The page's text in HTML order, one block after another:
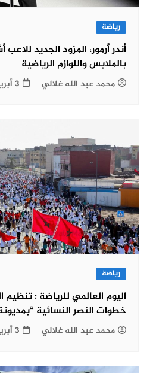
رياضة
أندر أرمور، المزود الجديد
بالملابس واللوازم الرياضية
محمد عبد الله غلالي 3 أبريل، 2025
رياضة
اليوم العالمي للرياضة : تنظيم
خطوات النصر النسائية
محمد عبد الله غلالي 3 أبريل، 2025